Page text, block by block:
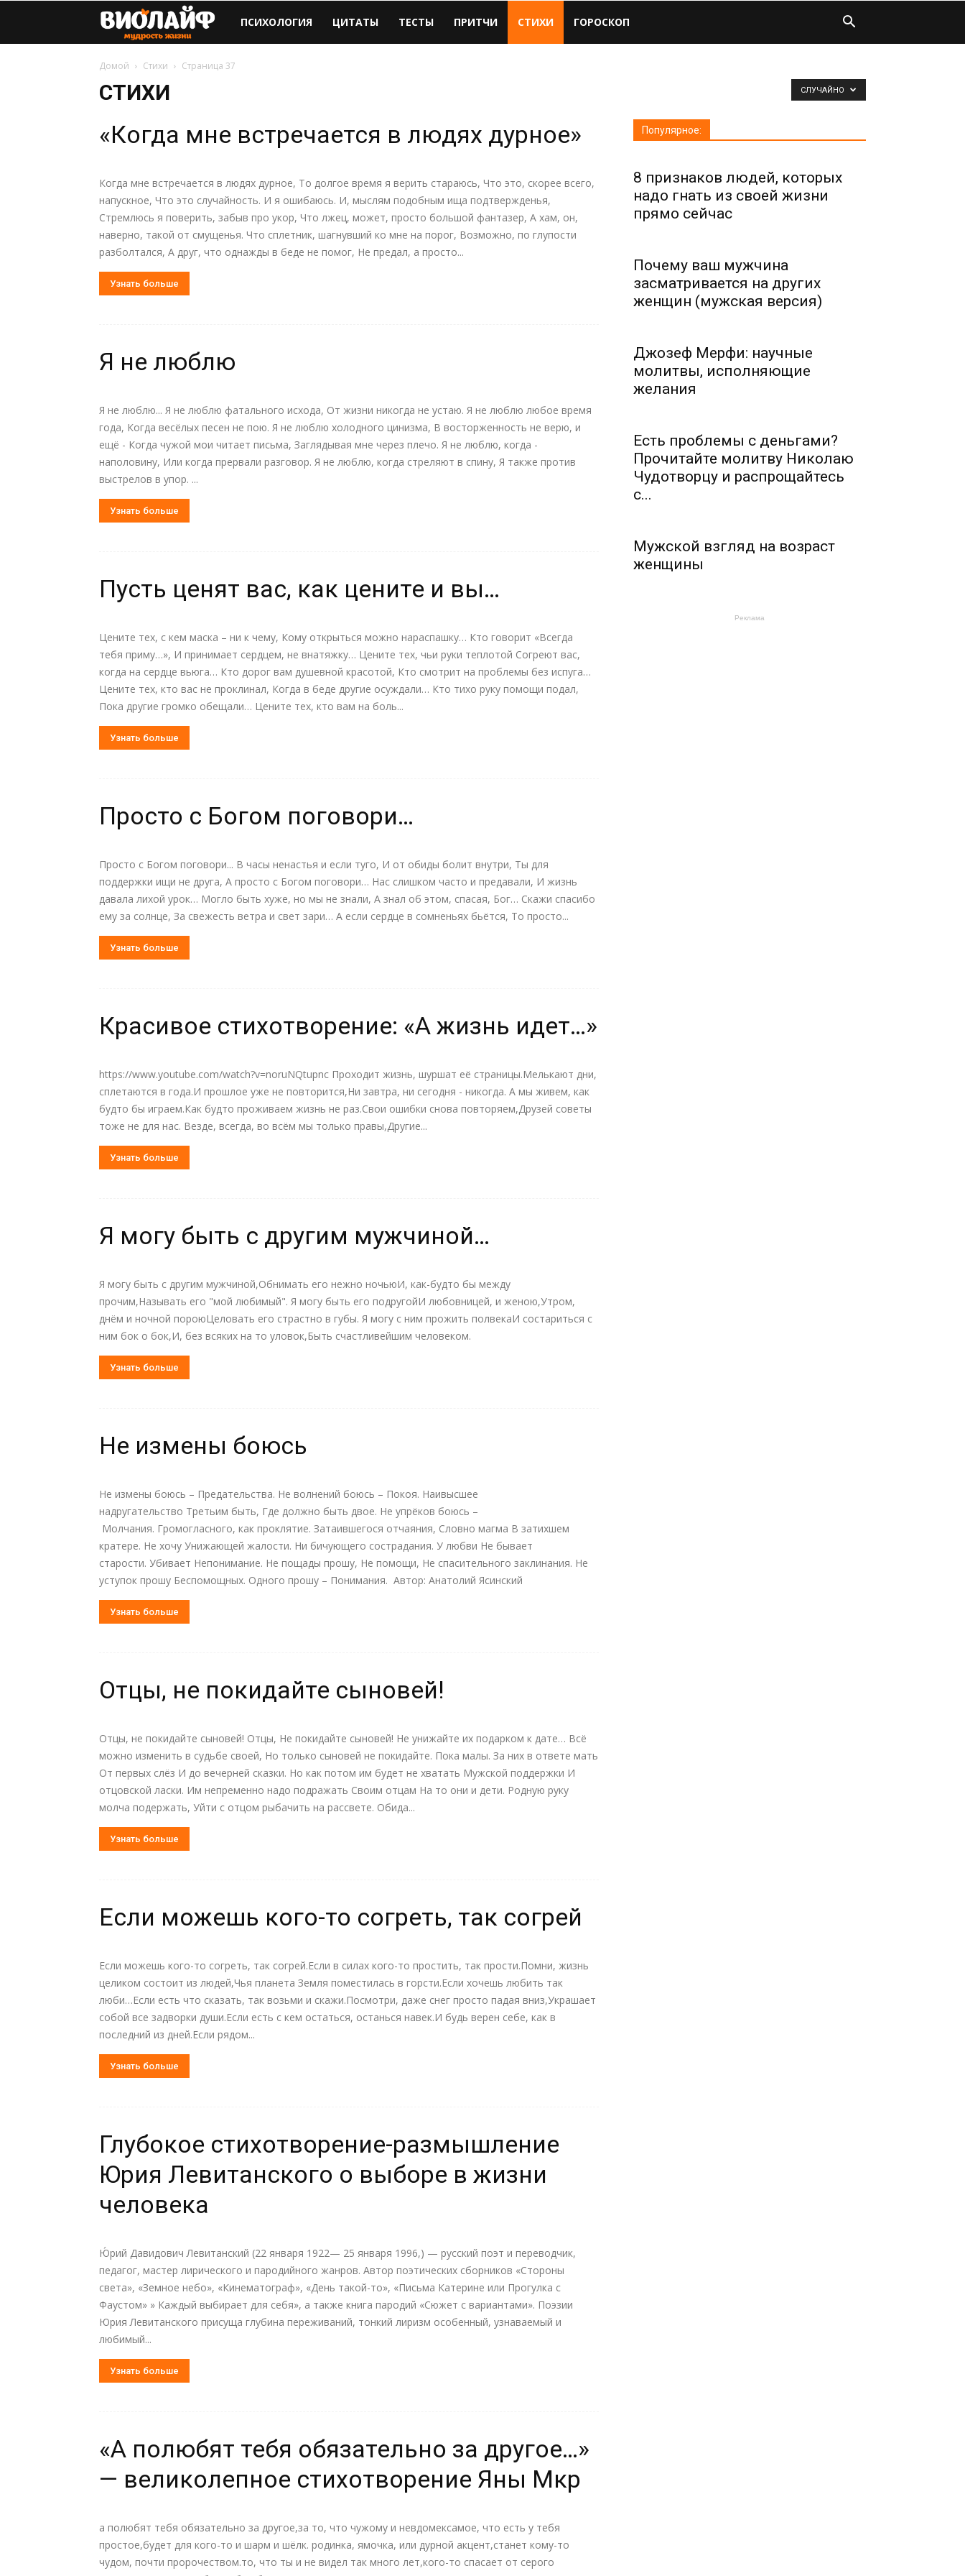
Виолайф
ПСИХОЛОГИЯ ЦИТАТЫ ТЕСТЫ ПРИТЧИ СТИХИ ГОРОСКОП
Домой Стихи Страница 37
СТИХИ СЛУЧАЙНО
«Когда мне встречается в людях дурное»
Когда мне встречается в людях дурное, То долгое время я верить стараюсь, Что это, скорее всего,
напускное, Что это случайность. И я ошибаюсь. И, мыслям подобным ища подтвержденья,
Стремлюсь я поверить, забыв про укор, Что лжец, может, просто большой фантазер, А хам, он,
наверно, такой от смущенья. Что сплетник, шагнувший ко мне на порог, Возможно, по глупости
разболтался, А друг, что однажды в беде не помог, Не предал, а просто...
Узнать больше
Я не люблю
Я не люблю... Я не люблю фатального исхода, От жизни никогда не устаю. Я не люблю любое время
года, Когда весёлых песен не пою. Я не люблю холодного цинизма, В восторженность не верю, и
ещё - Когда чужой мои читает письма, Заглядывая мне через плечо. Я не люблю, когда -
наполовину, Или когда прервали разговор. Я не люблю, когда стреляют в спину, Я также против
выстрелов в упор. ...
Узнать больше
Пусть ценят вас, как цените и вы…
Цените тех, с кем маска – ни к чему, Кому открыться можно нараспашку… Кто говорит «Всегда
тебя приму…», И принимает сердцем, не внатяжку… Цените тех, чьи руки теплотой Согреют вас,
когда на сердце вьюга… Кто дорог вам душевной красотой, Кто смотрит на проблемы без испуга…
Цените тех, кто вас не проклинал, Когда в беде другие осуждали… Кто тихо руку помощи подал,
Пока другие громко обещали… Цените тех, кто вам на боль...
Узнать больше
Просто с Богом поговори…
Просто с Богом поговори... В часы ненастья и если туго, И от обиды болит внутри, Ты для
поддержки ищи не друга, А просто с Богом поговори… Нас слишком часто и предавали, И жизнь
давала лихой урок… Могло быть хуже, но мы не знали, А знал об этом, спасая, Бог… Скажи спасибо
ему за солнце, За свежесть ветра и свет зари… А если сердце в сомненьях бьётся, То просто...
Узнать больше
Красивое стихотворение: «А жизнь идет…»
https://www.youtube.com/watch?v=noruNQtupnc Проходит жизнь, шуршат её страницы.Мелькают дни,
сплетаются в года.И прошлое уже не повторится,Ни завтра, ни сегодня - никогда. А мы живем, как
будто бы играем.Как будто проживаем жизнь не раз.Свои ошибки снова повторяем,Друзей советы
тоже не для нас. Везде, всегда, во всём мы только правы,Другие...
Узнать больше
Я могу быть с другим мужчиной…
Я могу быть с другим мужчиной,Обнимать его нежно ночьюИ, как-будто бы между
прочим,Называть его "мой любимый". Я могу быть его подругойИ любовницей, и женою,Утром,
днём и ночной пороюЦеловать его страстно в губы. Я могу с ним прожить полвекаИ состариться с
ним бок о бок,И, без всяких на то уловок,Быть счастливейшим человеком.
Узнать больше
Не измены боюсь
Не измены боюсь – Предательства. Не волнений боюсь – Покоя. Наивысшее
надругательство Третьим быть, Где должно быть двое. Не упрёков боюсь –
Молчания. Громогласного, как проклятие. Затаившегося отчаяния, Словно магма В затихшем
кратере. Не хочу Унижающей жалости. Ни бичующего сострадания. У любви Не бывает
старости. Убивает Непонимание. Не пощады прошу, Не помощи, Не спасительного заклинания. Не
уступок прошу Беспомощных. Одного прошу – Понимания. Автор: Анатолий Ясинский
Узнать больше
Отцы, не покидайте сыновей!
Отцы, не покидайте сыновей! Отцы, Не покидайте сыновей! Не унижайте их подарком к дате… Всё
можно изменить в судьбе своей, Но только сыновей не покидайте. Пока малы. За них в ответе мать
От первых слёз И до вечерней сказки. Но как потом им будет не хватать Мужской поддержки И
отцовской ласки. Им непременно надо подражать Своим отцам На то они и дети. Родную руку
молча подержать, Уйти с отцом рыбачить на рассвете. Обида...
Узнать больше
Если можешь кого-то согреть, так согрей
Если можешь кого-то согреть, так согрей.Если в силах кого-то простить, так прости.Помни, жизнь
целиком состоит из людей,Чья планета Земля поместилась в горсти.Если хочешь любить так
люби…Если есть что сказать, так возьми и скажи.Посмотри, даже снег просто падая вниз,Украшает
собой все задворки души.Если есть с кем остаться, останься навек.И будь верен себе, как в
последний из дней.Если рядом...
Узнать больше
Глубокое стихотворение-размышление
Юрия Левитанского о выборе в жизни
человека
Ю́рий Давидович Левитанский (22 января 1922— 25 января 1996,) — русский поэт и переводчик,
педагог, мастер лирического и пародийного жанров. Автор поэтических сборников «Стороны
света», «Земное небо», «Кинематограф», «День такой-то», «Письма Катерине или Прогулка с
Фаустом» » Каждый выбирает для себя», а также книга пародий «Сюжет с вариантами». Поэзии
Юрия Левитанского присуща глубина переживаний, тонкий лиризм особенный, узнаваемый и
любимый...
Узнать больше
«А полюбят тебя обязательно за другое…»
— великолепное стихотворение Яны Мкр
а полюбят тебя обязательно за другое,за то, что чужому и невдомексамое, что есть у тебя
простое,будет для кого-то и шарм и шёлк. родинка, ямочка, или дурной акцент,станет кому-то
чудом, почти пророчеством.то, что ты и не видел так много лет,кого-то спасает от серого
Популярное:
8 признаков людей, которых
надо гнать из своей жизни
прямо сейчас
Почему ваш мужчина
засматривается на других
женщин (мужская версия)
Джозеф Мерфи: научные
молитвы, исполняющие
желания
Есть проблемы с деньгами?
Прочитайте молитву Николаю
Чудотворцу и распрощайтесь
с...
Мужской взгляд на возраст
женщины
Реклама